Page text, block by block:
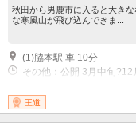
秋田から男鹿市に入ると大き
な寒風山が飛び込んできま...
(1)脇本駅 車 10分
その他：公開 3月中旬
王道